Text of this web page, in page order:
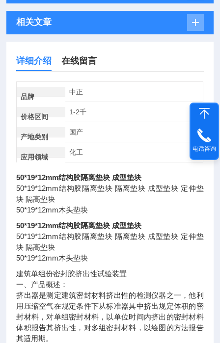
相关文章
详细介绍 在线留言
品牌
中正
价格区间
1-2千
产地类别
国产
应用领域
化工
50*19*12mm结构胶隔离垫块 成型垫块
50*19*12mm结构胶隔离垫块 隔离垫块 成型垫块 定伸垫
块 隔高垫块
50*19*12mm木头垫块
50*19*12mm结构胶隔离垫块 成型垫块
50*19*12mm结构胶隔离垫块 隔离垫块 成型垫块 定伸垫
块 隔高垫块
50*19*12mm木头垫块
建筑单组份密封胶挤出性试验装置
一、产品概述：
挤出器是测定建筑密封材料挤出性的检测仪器之一，他利
用压缩空气在规定条件下从标准器具中挤出规定体积的密
封材料，对单组密封材料，以单位时间内挤出的密封材料
体积报告其挤出性，对多组密封材料，以绘图的方法报告
其适用期。
电话咨询